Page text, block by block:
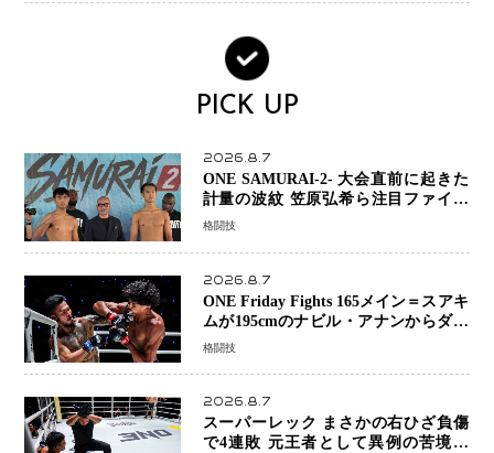
PICK UP
2026.8.7
ONE SAMURAI-2- 大会直前に起きた
計量の波紋 笠原弘希ら注目ファイタ
ーは契約体重で決戦へ、山本歩夢と平
格闘技
2026.8.7
ONE Friday Fights 165メイン＝スアキ
ムが195cmのナビル・アナンからダウ
ン奪取！猛反撃を耐え抜き判定勝利、
格闘技
2026.8.7
スーパーレック まさかの右ひざ負傷
で4連敗 元王者として異例の苦境…